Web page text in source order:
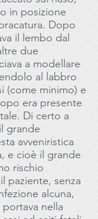
in posizione
Dopo
il lembo dal
due
a modellare
al labbro
(come minimo) e
era presente
Di certo a
grande
avveniristica
e cioè il grande
rischio
paziente, senza
alcuna,
nella